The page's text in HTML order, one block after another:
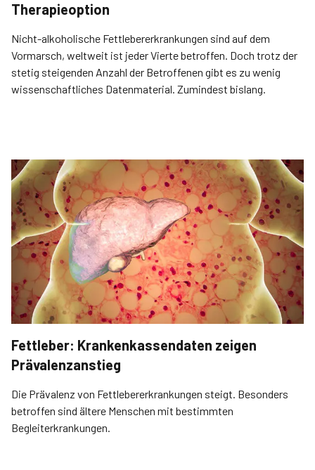
Therapieoption
Nicht-alkoholische Fettlebererkrankungen sind auf dem
Vormarsch, weltweit ist jeder Vierte betroffen. Doch trotz der
stetig steigenden Anzahl der Betroffenen gibt es zu wenig
wissenschaftliches Datenmaterial. Zumindest bislang.
Fettleber: Krankenkassendaten zeigen
Prävalenzanstieg
Die Prävalenz von Fettlebererkrankungen steigt. Besonders
betroffen sind ältere Menschen mit bestimmten
Begleiterkrankungen.